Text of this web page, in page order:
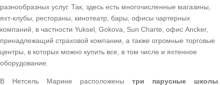
разнообразных услуг. Так, здесь есть многочисленные магазины,
яхт-клубы, рестораны, кинотеатр, бары, офисы чартерных
компаний, в частности Yuksel, Gokova, Sun Charte, офис Ancker,
принадлежащий страховой компании, а также огромные торговые
центры, в которых можно купить все, в том числе и яхтенное
оборудование.
В Нетсель Марине расположены три парусные школы